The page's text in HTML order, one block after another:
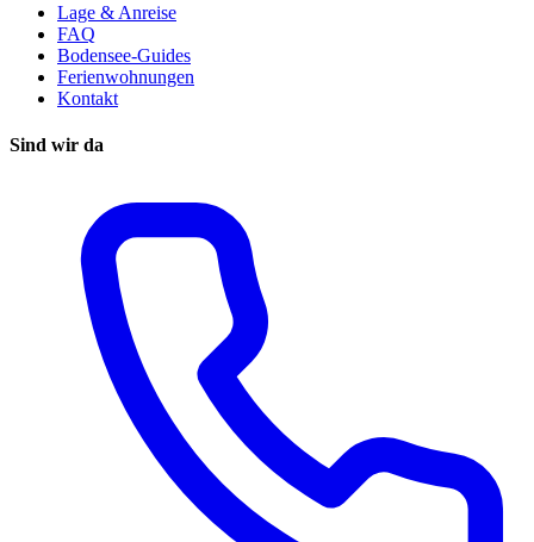
Lage & Anreise
FAQ
Bodensee-Guides
Ferienwohnungen
Kontakt
Sind wir da